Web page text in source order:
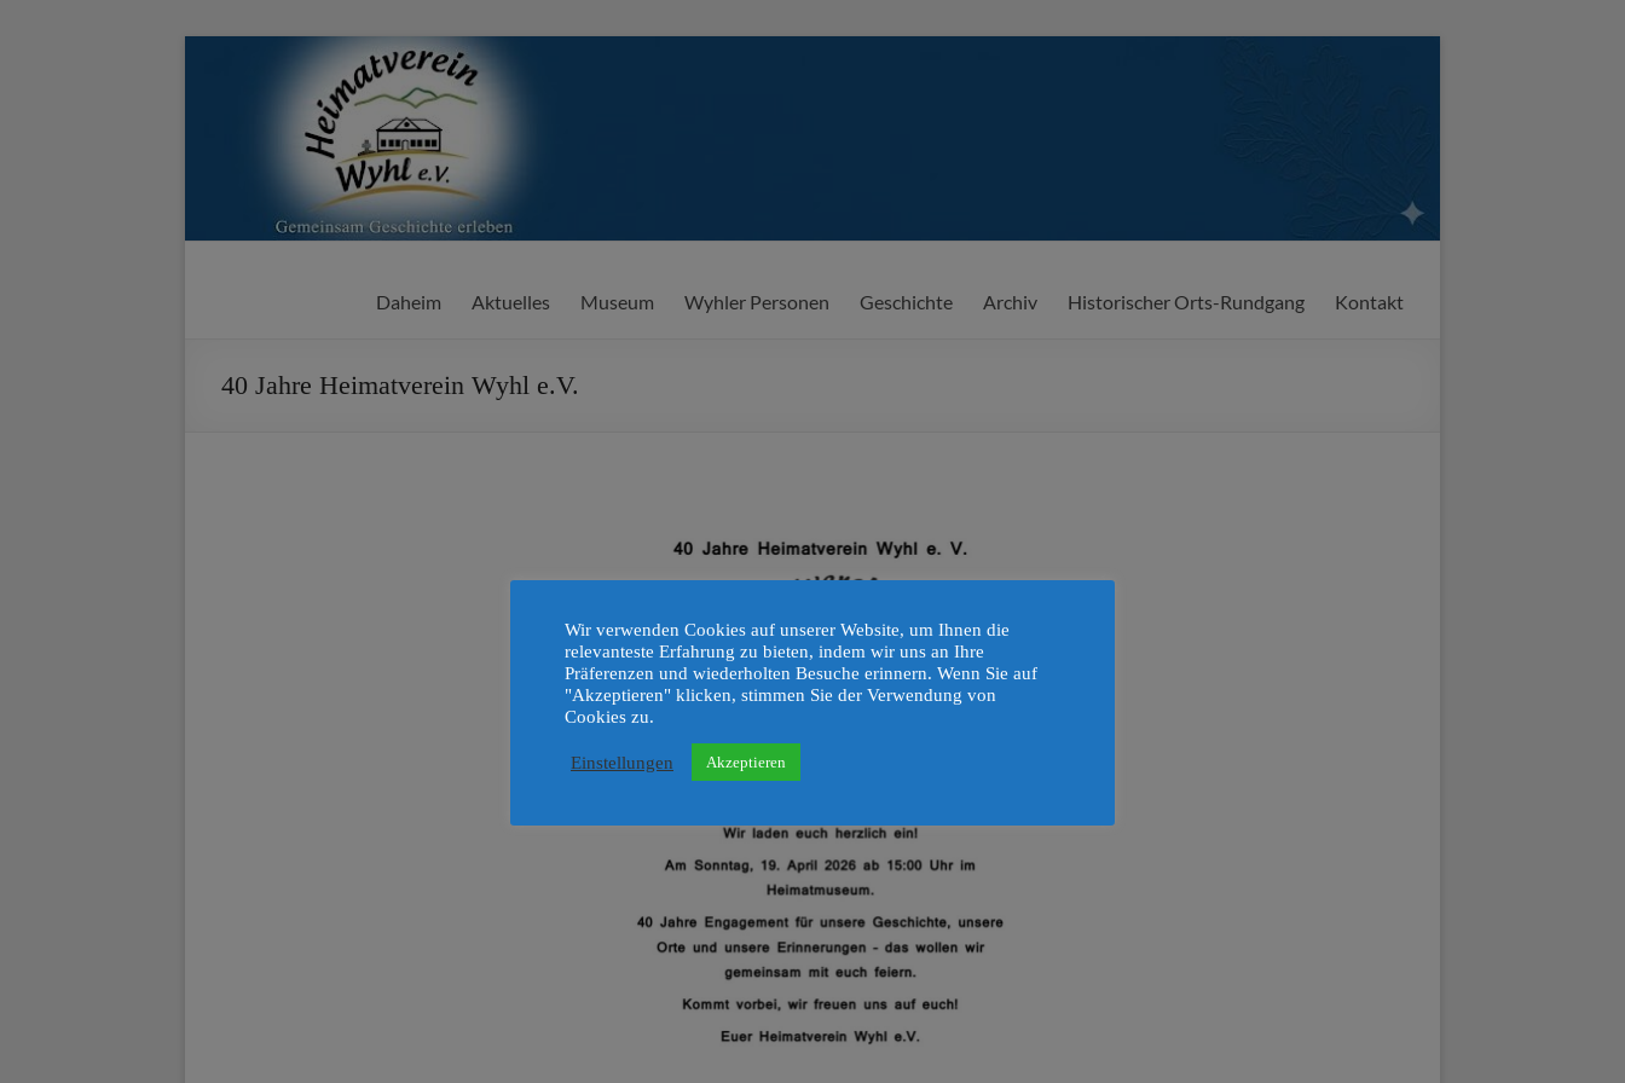
Heimatverein Wyhl e.V.
Daheim Aktuelles Museum Wyhler Personen Geschichte Archiv Historischer Orts-Rundgang Kontakt
40 Jahre Heimatverein Wyhl e.V.
Wir verwenden Cookies auf unserer Website, um Ihnen die
relevanteste Erfahrung zu bieten, indem wir uns an Ihre
Präferenzen und wiederholten Besuche erinnern. Wenn Sie auf
"Akzeptieren" klicken, stimmen Sie der Verwendung von
Cookies zu.
Einstellungen Akzeptieren